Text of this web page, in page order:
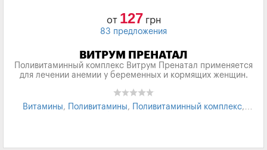
от 127 грн
83 предложения
ВИТРУМ ПРЕНАТАЛ
Поливитаминный комплекс Витрум Пренатал применяется
для лечении анемии у беременных и кормящих женщин.
Витамины, Поливитамины, Поливитаминный комплекс,